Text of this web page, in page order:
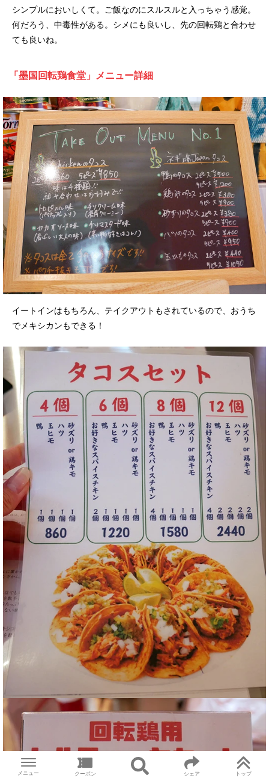
シンプルにおいしくて。ご飯なのにスルスルと入っちゃう感覚。
何だろう、中毒性がある。シメにも良いし、先の回転鶏と合わせ
ても良いね。
「墨国回転鶏食堂」メニュー詳細
イートインはもちろん、テイクアウトもされているので、おうち
でメキシカンもできる！
メニュー クーポン シェア トップ